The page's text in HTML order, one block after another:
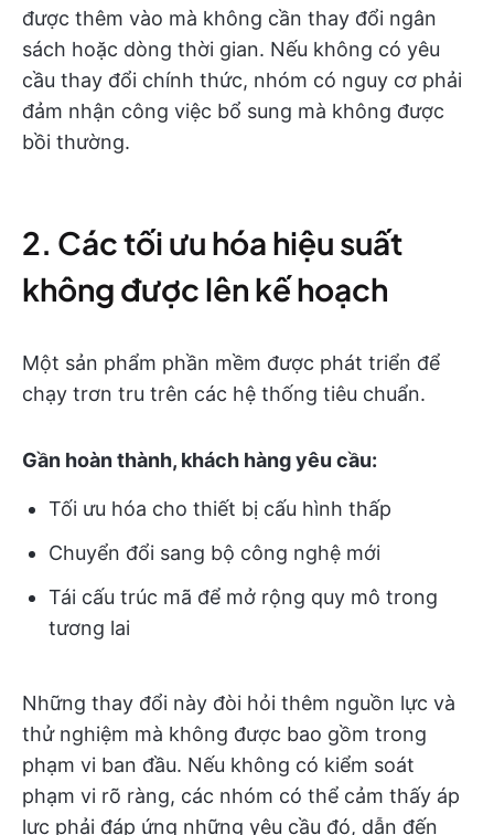
được thêm vào mà không cần thay đổi ngân
sách hoặc dòng thời gian. Nếu không có yêu
cầu thay đổi chính thức, nhóm có nguy cơ phải
đảm nhận công việc bổ sung mà không được
bồi thường.
2. Các tối ưu hóa hiệu suất
không được lên kế hoạch
Một sản phẩm phần mềm được phát triển để
chạy trơn tru trên các hệ thống tiêu chuẩn.
Gần hoàn thành, khách hàng yêu cầu:
Tối ưu hóa cho thiết bị cấu hình thấp
Chuyển đổi sang bộ công nghệ mới
Tái cấu trúc mã để mở rộng quy mô trong
tương lai
Những thay đổi này đòi hỏi thêm nguồn lực và
thử nghiệm mà không được bao gồm trong
phạm vi ban đầu. Nếu không có kiểm soát
phạm vi rõ ràng, các nhóm có thể cảm thấy áp
lực phải đáp ứng những yêu cầu đó, dẫn đến